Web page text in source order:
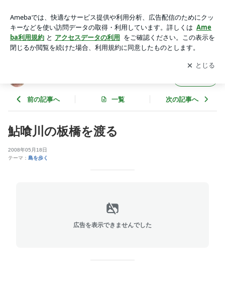
打！』
アプリをダウンロードして ブログの更新通知
を受け取りまし
ょう。
開く
前の記事へ 一覧 次の記事へ
鮎喰川の板橋を渡る
2008年05月18日
テーマ： 島を歩く
広告を表示できませんでした